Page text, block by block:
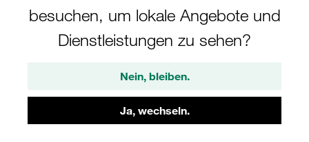
besuchen, um lokale Angebote und
Dienstleistungen zu sehen?
Nein, bleiben.
Ja, wechseln.
Filter / Sortierung
STAUFF Test 15 Messkupplungen und Zubehör
42 Ergebnisse